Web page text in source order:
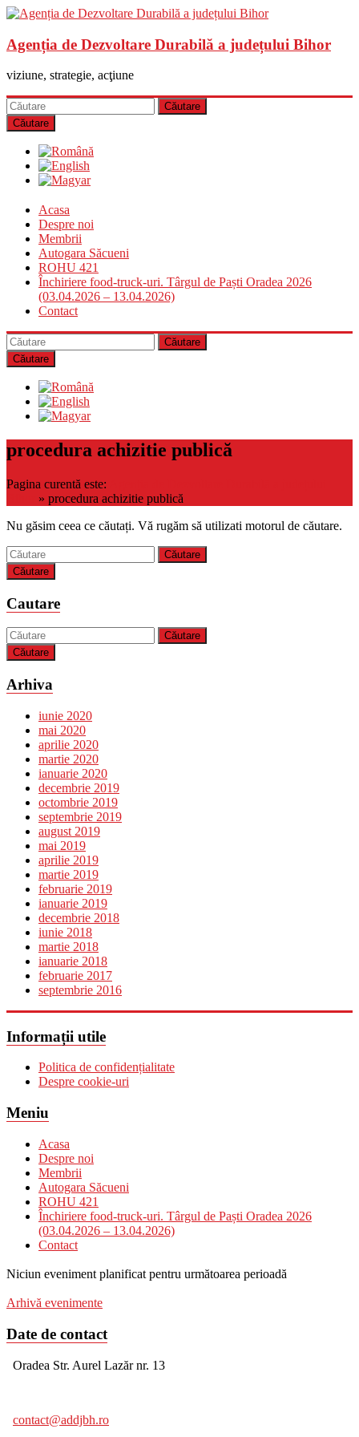
Agenția de Dezvoltare Durabilă a județului Bihor
viziune, strategie, acţiune
Căutare
Acasa
Despre noi
Membrii
Autogara Săcueni
ROHU 421
Închiriere food-truck-uri. Târgul de Paști Oradea 2026
(03.04.2026 – 13.04.2026)
Contact
Căutare
procedura achizitie publică
Pagina curentă este:
» procedura achizitie publică
Nu găsim ceea ce căutați. Vă rugăm să utilizati motorul de căutare.
Căutare
Cautare
Căutare
Arhiva
iunie 2020
mai 2020
aprilie 2020
martie 2020
ianuarie 2020
decembrie 2019
octombrie 2019
septembrie 2019
august 2019
mai 2019
aprilie 2019
martie 2019
februarie 2019
ianuarie 2019
decembrie 2018
iunie 2018
martie 2018
ianuarie 2018
februarie 2017
septembrie 2016
Informații utile
Politica de confidențialitate
Despre cookie-uri
Meniu
Acasa
Despre noi
Membrii
Autogara Săcueni
ROHU 421
Închiriere food-truck-uri. Târgul de Paști Oradea 2026
(03.04.2026 – 13.04.2026)
Contact
Niciun eveniment planificat pentru următoarea perioadă
Arhivă evenimente
Date de contact
Oradea Str. Aurel Lazăr nr. 13
contact@addjbh.ro